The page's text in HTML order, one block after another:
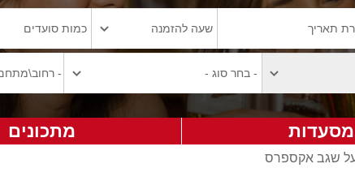
מסעדות מתכונים
על שגב אקספרס